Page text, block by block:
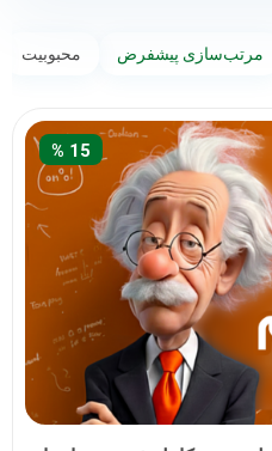
مرتب‌سازی پیشفرض محبوبیت
15 %